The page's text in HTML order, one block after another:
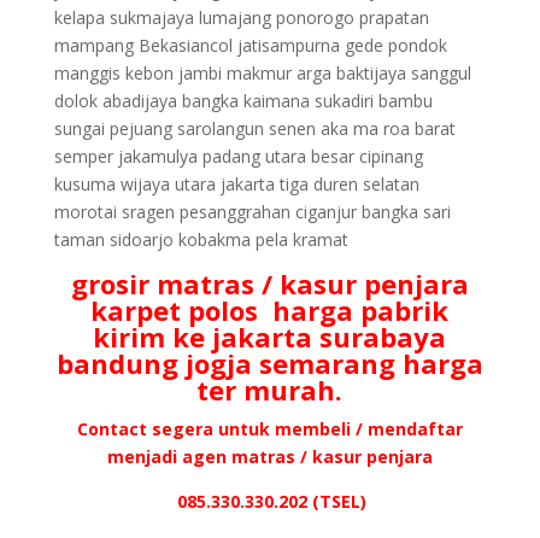
kelapa sukmajaya lumajang ponorogo prapatan
mampang Bekasiancol jatisampurna gede pondok
manggis kebon jambi makmur arga baktijaya sanggul
dolok abadijaya bangka kaimana sukadiri bambu
sungai pejuang sarolangun senen aka ma roa barat
semper jakamulya padang utara besar cipinang
kusuma wijaya utara jakarta tiga duren selatan
morotai sragen pesanggrahan ciganjur bangka sari
taman sidoarjo kobakma pela kramat
grosir matras / kasur penjara
karpet polos harga pabrik
kirim ke jakarta surabaya
bandung jogja semarang harga
ter murah.
Contact segera untuk membeli / mendaftar
menjadi agen matras / kasur penjara
085.330.330.202 (TSEL)